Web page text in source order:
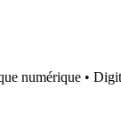
numérique •